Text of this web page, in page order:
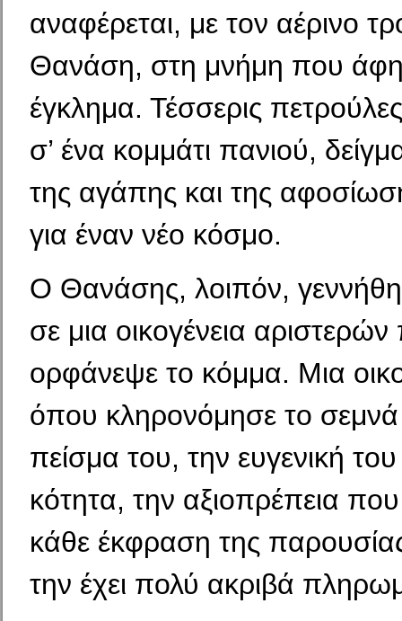
αναφέρεται, με τον αέρινο
Θανάση, στη μνήμη που
έγκλημα. Τέσσερις
σ’ ένα κομμάτι πανιού,
της αγάπης και της
για έναν νέο κόσμο.
Ο Θανάσης, λοιπόν,
σε μια οικογένεια
ορφάνεψε το κόμμα. Μια
όπου κληρο­νόμησε το
πείσμα του, την ευγενική
κότητα, την αξιοπρέπεια που
κάθε έκφραση της
την έχει πολύ ακριβά